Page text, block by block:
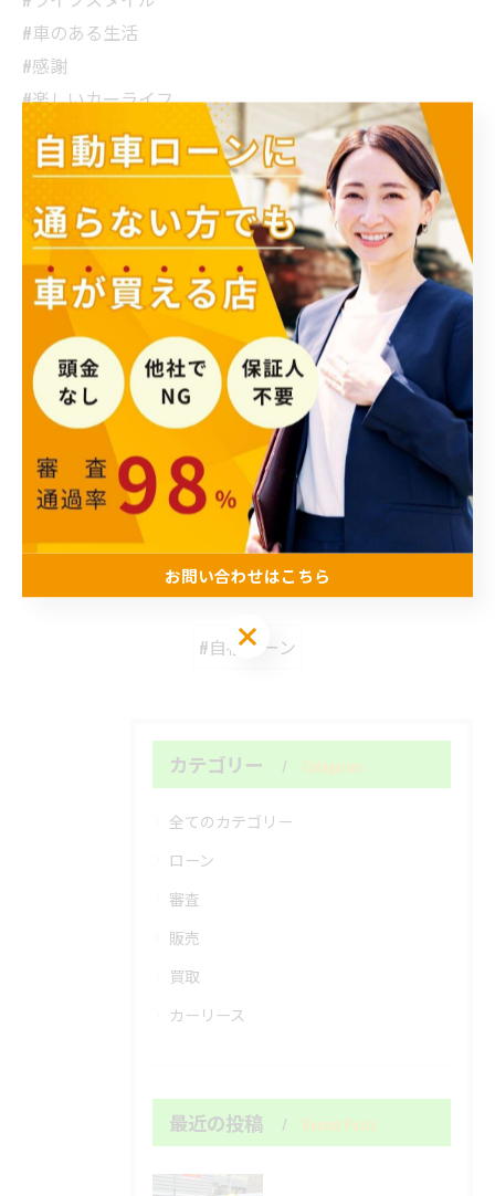
#車のある生活
#感謝
#楽しいカーライフ
#アドベンチャー
#道のり
#スムーズドライブ
#旅の始まり
#車が大好き
< 前のページ 一覧に戻る 次のページ >
関連タグ
#自社ローン
カテゴリー Categories
全てのカテゴリー
ローン
審査
販売
買取
カーリース
最近の投稿 Recent Posts
お問い合わせはこちら
お問い合わせはこちら